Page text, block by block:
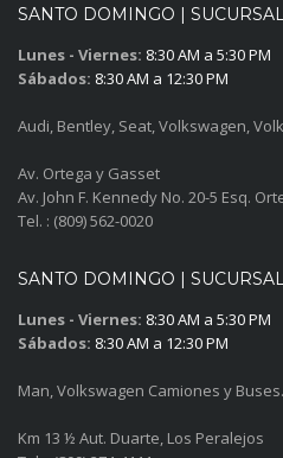
SANTO DOMINGO |
Lunes - Viernes: 8:30 AM a 5:30 PM
Sábados: 8:30 AM a 12:30 PM
Audi, Bentley, Seat, Volkswagen,
Av. Ortega y Gasset
Av. John F. Kennedy No. 20-5 Esq.
Tel. : (809) 562-0020
SANTO DOMINGO |
Lunes - Viernes: 8:30 AM a 5:30 PM
Sábados: 8:30 AM a 12:30 PM
Man, Volkswagen Camiones y Buses.
Km 13 ½ Aut. Duarte, Los Peralejos